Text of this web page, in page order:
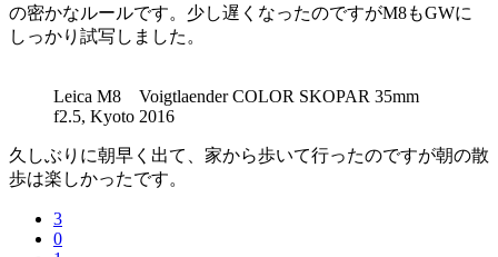
の密かなルールです。少し遅くなったのですがM8もGWに
しっかり試写しました。
Leica M8 Voigtlaender COLOR SKOPAR 35mm
f2.5, Kyoto 2016
久しぶりに朝早く出て、家から歩いて行ったのですが朝の散
歩は楽しかったです。
3
0